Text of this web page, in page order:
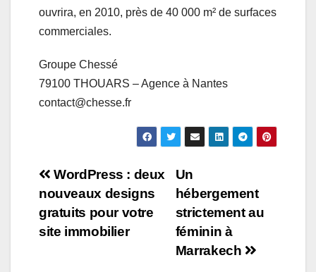
ouvrira, en 2010, près de 40 000 m² de surfaces
commerciales.
Groupe Chessé
79100 THOUARS – Agence à Nantes
contact@chesse.fr
Navigation
de
l’article
Un
hébergement
strictement au
féminin à
Marrakech
WordPress : deux
nouveaux designs
gratuits pour votre
site immobilier